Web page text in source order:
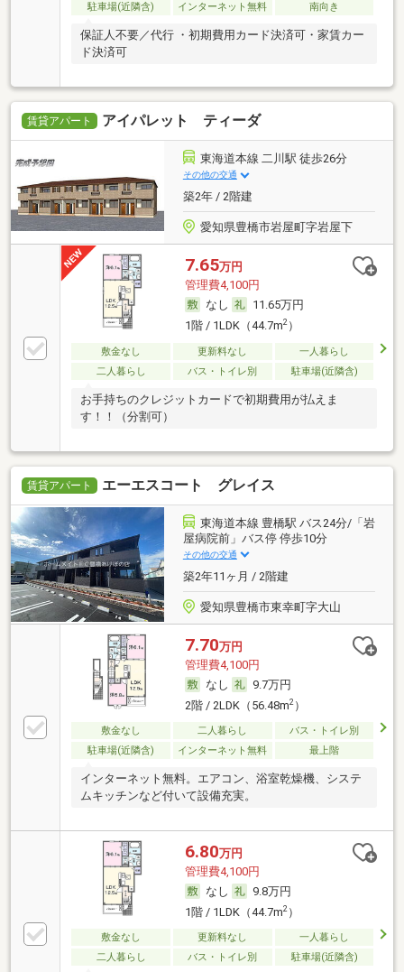
駐車場(近隣含)
インターネット無料 南向き
保証人不要／代行 ・初期費用カード決済可・家賃カー
ド決済可
賃貸アパート アイパレット ティーダ
東海道本線 二川駅 徒歩26分
その他の交通
築2年 / 2階建
愛知県豊橋市岩屋町字岩屋下
7.65万円
管理費4,100円
なし
11.65万円
1階 / 1LDK（44.7m2）
敷金なし 更新料なし
一人暮らし
二人暮らし
バス・トイレ別 駐車場(近隣含)
お手持ちのクレジットカードで初期費用が払えま
す！！（分割可）
賃貸アパート エーエスコート グレイス
東海道本線 豊橋駅 バス24分/「岩
屋病院前」バス停 停歩10分
その他の交通
築2年11ヶ月 / 2階建
愛知県豊橋市東幸町字大山
7.70万円
管理費4,100円
なし
9.7万円
2階 / 2LDK（56.48m2）
敷金なし 二人暮らし
バス・トイレ別
駐車場(近隣含)
インターネット無料 最上階
インターネット無料。エアコン、浴室乾燥機、システ
ムキッチンなど付いて設備充実。
6.80万円
管理費4,100円
なし
9.8万円
1階 / 1LDK（44.7m2）
敷金なし 更新料なし
一人暮らし
二人暮らし
バス・トイレ別 駐車場(近隣含)